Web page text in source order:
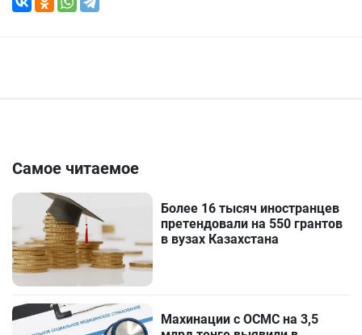
Самое читаемое
Более 16 тысяч иностранцев
претендовали на 550 грантов
в вузах Казахстана
Махинации с ОСМС на 3,5